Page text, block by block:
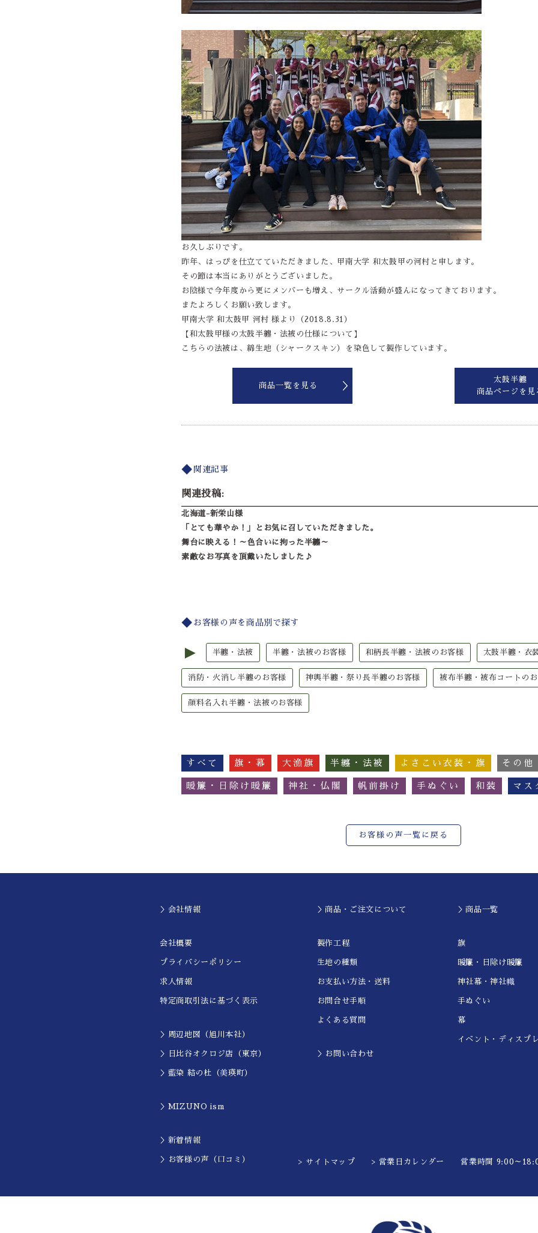
お久しぶりです。
昨年、はっぴを仕立てていただきました、甲南大学 和太鼓甲の河村と申します。
その節は本当にありがとうございました。
お陰様で今年度から更にメンバーも増え、サークル活動が盛んになってきております。
またよろしくお願い致します。
甲南大学 和太鼓甲 河村 様より（2018.8.31）
【和太鼓甲様の太鼓半纏・法被の仕様について】
こちらの法被は、綿生地（シャークスキン）を染色して製作しています。
商品一覧を見る
太鼓半纏
商品ページを見
関連記事
関連投稿:
北海道-新栄山様
「とても華やか！」とお気に召していただきました。
舞台に映える！～色合いに拘った半纏～
素敵なお写真を頂戴いたしました♪
お客様の声を商品別で探す
► 半纏・法被 半纏・法被のお客様 和柄長半纏・法被のお客様 太鼓半纏・衣
消防・火消し半纏のお客様 神輿半纏・祭り長半纏のお客様 被布半纏・被布コートの
顔料名入れ半纏・法被のお客様
すべて 旗・幕 大漁旗 半纏・法被 よさこい衣装・旗 その他
暖簾・日除け暖簾 神社・仏閣 帆前掛け 手ぬぐい 和装 マス
お客様の声一覧に戻る
＞会社情報
会社概要
プライバシーポリシー
求人情報
特定商取引法に基づく表示
＞周辺地図（旭川本社）
＞日比谷オクロジ店（東京）
＞藍染 結の杜（美瑛町）
＞MIZUNO ism
＞新着情報
＞お客様の声（口コミ）
＞商品・ご注文について
製作工程
生地の種類
お支払い方法・送料
お問合せ手順
よくある質問
＞お問い合わせ
＞商品一覧
旗
暖簾・日除け暖簾
神社幕・神社幟
手ぬぐい
幕
イベント・ディスプ
> サイトマップ > 営業日カレンダー 営業時間 9:00～